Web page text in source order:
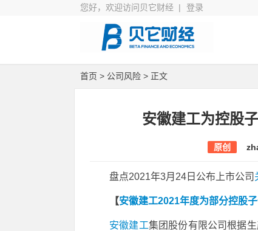
您好，欢迎访问贝它财经 | 登录
首页 > 公司风险 > 正文
安徽建工为控股
原创
盘点2021年3月24日公布上市公司
【安徽建工2021年度为部分控股
安徽建工集团股份有限公司根据